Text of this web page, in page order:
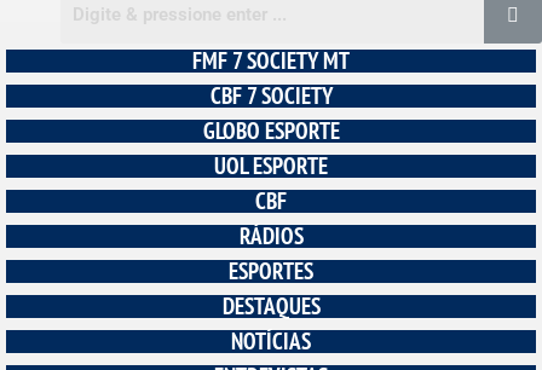
FMF 7 SOCIETY MT
CBF 7 SOCIETY
GLOBO ESPORTE
UOL ESPORTE
CBF
RÁDIOS
ESPORTES
DESTAQUES
NOTÍCIAS